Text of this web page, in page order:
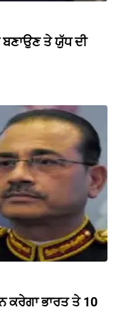
ਬਣਾਉਣ ਤੇ ਯੁੱਧ ਦੀ
ਕਰੇਗਾ ਭਾਰਤ ਤੇ 10